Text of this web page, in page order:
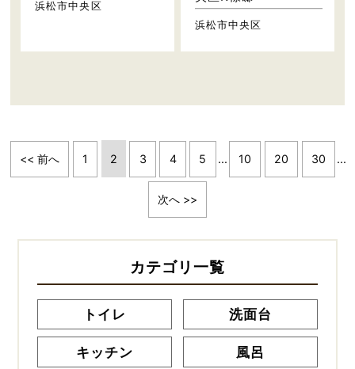
浜松市中央区
浜松市中央区
<< 前へ 1 2 3 4 5 ... 10 20 30 ...
次へ >>
カテゴリ一覧
トイレ 洗面台
キッチン 風呂